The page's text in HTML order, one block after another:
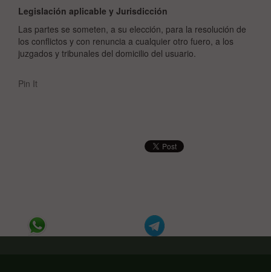
Legislación aplicable y Jurisdicción
Las partes se someten, a su elección, para la resolución de
los conflictos y con renuncia a cualquier otro fuero, a los
juzgados y tribunales del domicilio del usuario.
Pin It